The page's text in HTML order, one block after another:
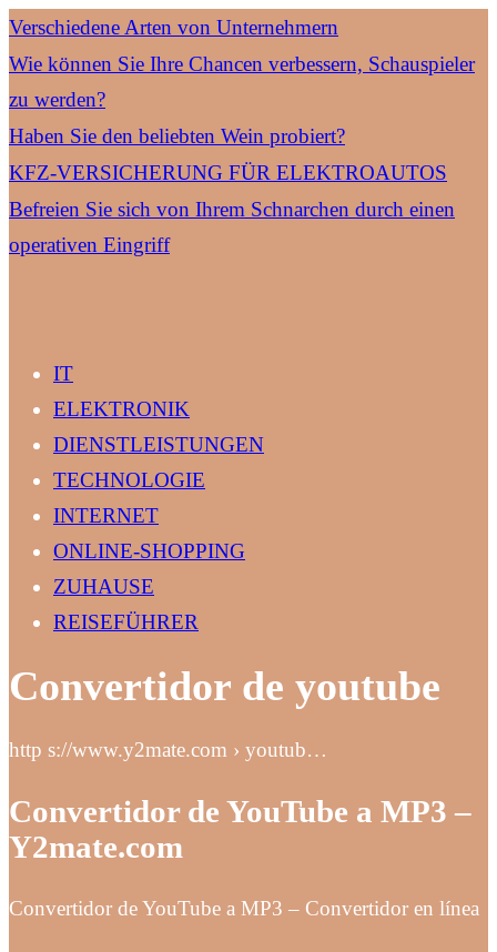
Verschiedene Arten von Unternehmern
Wie können Sie Ihre Chancen verbessern, Schauspieler
zu werden?
Haben Sie den beliebten Wein probiert?
KFZ-VERSICHERUNG FÜR ELEKTROAUTOS
Befreien Sie sich von Ihrem Schnarchen durch einen
operativen Eingriff
IT
ELEKTRONIK
DIENSTLEISTUNGEN
TECHNOLOGIE
INTERNET
ONLINE-SHOPPING
ZUHAUSE
REISEFÜHRER
Convertidor de youtube
http s://www.y2mate.com › youtub…
Convertidor de YouTube a MP3 –
Y2mate.com
Convertidor de YouTube a MP3 – Convertidor en línea